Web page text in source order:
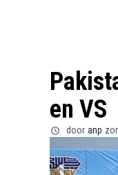
en VS
door anp